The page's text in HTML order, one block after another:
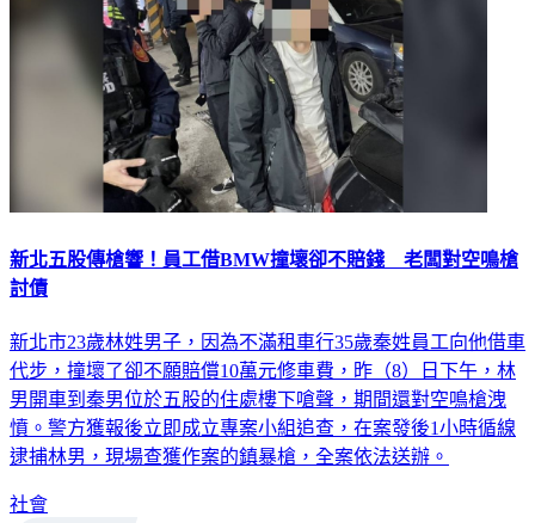
新北五股傳槍響！員工借BMW撞壞卻不賠錢 老闆對空鳴槍
討債
新北市23歲林姓男子，因為不滿租車行35歲秦姓員工向他借車
代步，撞壞了卻不願賠償10萬元修車費，昨（8）日下午，林
男開車到秦男位於五股的住處樓下嗆聲，期間還對空鳴槍洩
憤。警方獲報後立即成立專案小組追查，在案發後1小時循線
逮捕林男，現場查獲作案的鎮暴槍，全案依法送辦。
社會